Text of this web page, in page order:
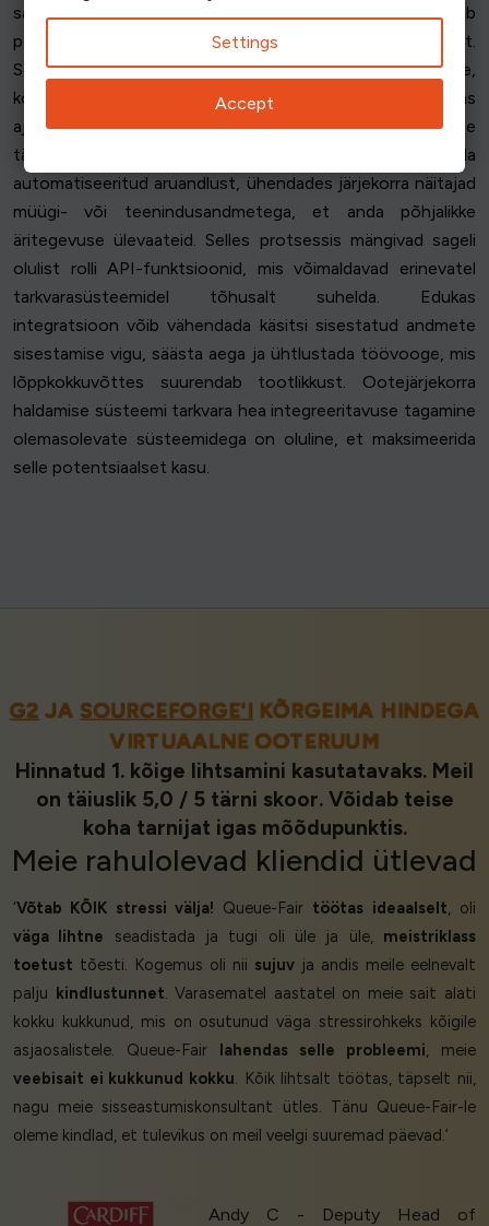
säilitada ühtset kliendiprofiili, mis võimaldab
personaliseeritud teenindust ja paremat kliendisuhtlust.
See võimaldab ka varude taseme digitaalsete ootelehtede,
kohtade kättesaadavuse ja teenindusvõimsuse reaalajas
ajakohastamist, tagades nii töötajatele kui ka klientidele
täpse teabe. Lisaks sellele võib integratsioon hõlbustada
automatiseeritud aruandlust, ühendades järjekorra näitajad
müügi- või teenindusandmetega, et anda põhjalikke
äritegevuse ülevaateid. Selles protsessis mängivad sageli
olulist rolli API-funktsioonid, mis võimaldavad erinevatel
tarkvarasüsteemidel tõhusalt suhelda. Edukas
integratsioon võib vähendada käsitsi sisestatud andmete
sisestamise vigu, säästa aega ja ühtlustada töövooge, mis
lõppkokkuvõttes suurendab tootlikkust. Ootejärjekorra
haldamise süsteemi tarkvara hea integreeritavuse tagamine
olemasolevate süsteemidega on oluline, et maksimeerida
selle potentsiaalset kasu.
G2 JASOURCEFORGE'I KÕRGEIMA HINDEGA
VIRTUAALNE OOTERUUM
Hinnatud 1. kõige lihtsamini kasutatavaks. Meil
on täiuslik 5,0 / 5 tärni skoor. Võidab teise
koha tarnijat igas mõõdupunktis.
Meie rahulolevad kliendid ütlevad
‘Võtab KÕIK stressi välja! Queue-Fair töötas ideaalselt, oli
väga lihtne seadistada ja tugi oli üle ja üle, meistriklass
toetust tõesti. Kogemus oli nii sujuv ja andis meile eelnevalt
palju
kindlustunnet. Varasematel aastatel on meie sait alati
kokku kukkunud, mis on osutunud väga stressirohkeks kõigile
asjaosalistele. Queue-Fair
lahendas selle probleemi, meie
veebisait ei kukkunud kokku. Kõik lihtsalt töötas, täpselt nii,
nagu meie sisseastumiskonsultant ütles. Tänu Queue-Fair-le
oleme kindlad, et tulevikus on meil veelgi suuremad päevad.’
Andy C - Deputy Head of
Settings
Accept